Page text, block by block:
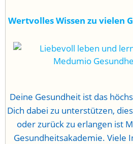
Wertvolles Wissen zu vielen
Deine Gesundheit ist das
Dich dabei zu unterstützen,
oder zurück zu erlangen ist
Gesundheitsakademie. Viele